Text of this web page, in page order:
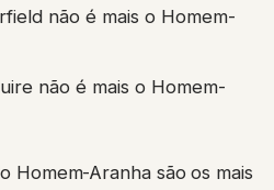
não é mais o Homem-
não é mais o Homem-
Homem-Aranha são os mais